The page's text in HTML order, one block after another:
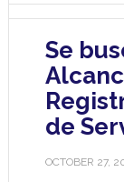
Se
de
OCTOBER 27,